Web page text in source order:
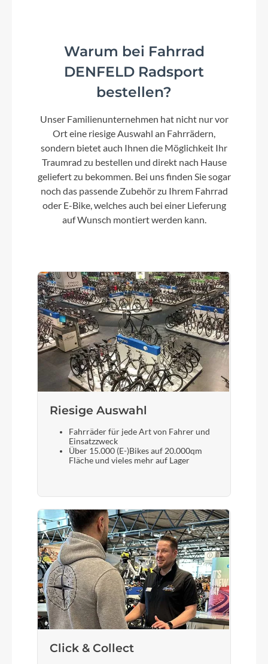
Lenker
CUBE Rise Trail Bar, 680mm
Farbe
flashgrey´n´red
Kette
Sram SX Eagle™
Gewicht
13,9 kg
Laufradgröße
Size Split: 27.5: XS (14"), S (16") // 29: M (18"), L
(20"), XL (22"), XXL (24")
Schalthebel
Sram SX Eagle™ Trigger
Steuersatz
CUBE FPH868, Semi-Integrated
Sattel
Natural Fit Venec Lite
Gabel
Warum bei Fahrrad
DENFELD Radsport
bestellen?
Unser Familienunternehmen hat nicht nur vor
Ort eine riesige Auswahl an Fahrrädern,
sondern bietet auch Ihnen die Möglichkeit Ihr
Traumrad zu bestellen und direkt nach Hause
geliefert zu bekommen. Bei uns finden Sie sogar
noch das passende Zubehör zu Ihrem Fahrrad
oder E-Bike, welches auch bei einer Lieferung
auf Wunsch montiert werden kann.
Riesige Auswahl
Fahrräder für jede Art von Fahrer und
Einsatzzweck
Über 15.000 (E-)Bikes auf 20.000qm
Fläche und vieles mehr auf Lager
Click & Collect